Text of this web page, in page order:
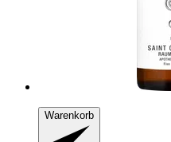
Warenkorb